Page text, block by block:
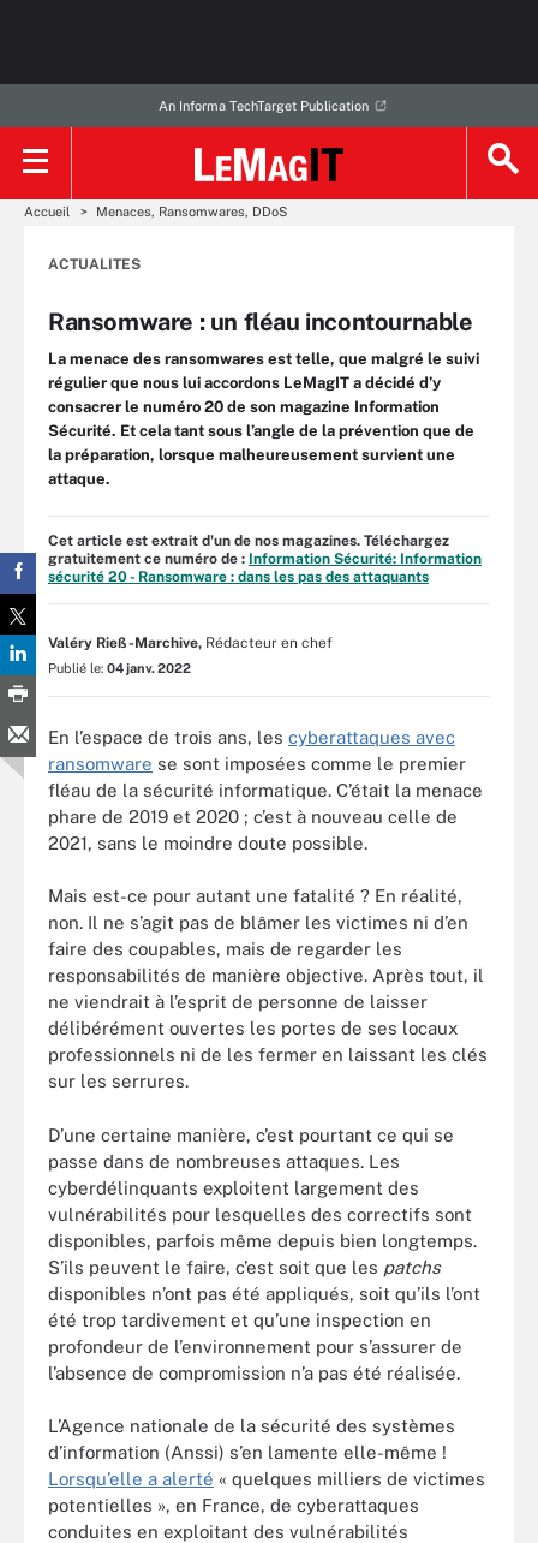
An Informa TechTarget Publication
Accueil Menaces, Ransomwares, DDoS
ACTUALITES
Ransomware : un fléau incontournable
La menace des ransomwares est telle, que malgré le suivi
régulier que nous lui accordons LeMagIT a décidé d’y
consacrer le numéro 20 de son magazine Information
Sécurité. Et cela tant sous l’angle de la prévention que de
la préparation, lorsque malheureusement survient une
attaque.
Cet article est extrait d'un de nos magazines. Téléchargez
gratuitement ce numéro de : Information Sécurité: Information
sécurité 20 - Ransomware : dans les pas des attaquants
Valéry Rieß-Marchive, Rédacteur en chef
Publié le: 04 janv. 2022
En l’espace de trois ans, les cyberattaques avec
ransomware se sont imposées comme le premier
fléau de la sécurité informatique. C’était la menace
phare de 2019 et 2020 ; c’est à nouveau celle de
2021, sans le moindre doute possible.
Mais est-ce pour autant une fatalité ? En réalité,
non. Il ne s’agit pas de blâmer les victimes ni d’en
faire des coupables, mais de regarder les
responsabilités de manière objective. Après tout, il
ne viendrait à l’esprit de personne de laisser
délibérément ouvertes les portes de ses locaux
professionnels ni de les fermer en laissant les clés
sur les serrures.
D’une certaine manière, c’est pourtant ce qui se
passe dans de nombreuses attaques. Les
cyberdélinquants exploitent largement des
vulnérabilités pour lesquelles des correctifs sont
disponibles, parfois même depuis bien longtemps.
S’ils peuvent le faire, c’est soit que les patchs
disponibles n’ont pas été appliqués, soit qu’ils l’ont
été trop tardivement et qu’une inspection en
profondeur de l’environnement pour s’assurer de
l’absence de compromission n’a pas été réalisée.
L’Agence nationale de la sécurité des systèmes
d’information (Anssi) s’en lamente elle-même !
Lorsqu’elle a alerté « quelques milliers de victimes
potentielles », en France, de cyberattaques
conduites en exploitant des vulnérabilités